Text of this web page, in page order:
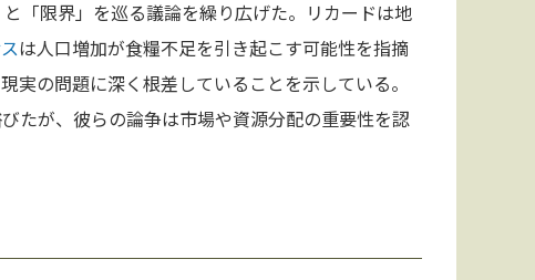
「限界」を巡る議論を繰り広げた。リカードは地
は人口増加が食糧不足を引き起こす可能性を指摘
実の問題に深く根差していることを示している。
たが、彼らの論争は市場や資源分配の重要性を認